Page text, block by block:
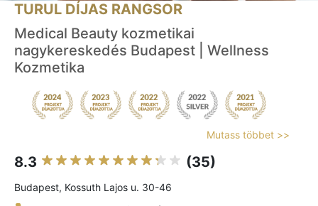
TURUL DÍJAS RANGSOR
Medical Beauty kozmetikai
nagykereskedés Budapest | Wellness
Kozmetika
Mutass többet >>
8.3 (35)
Budapest, Kossuth Lajos u. 30-46